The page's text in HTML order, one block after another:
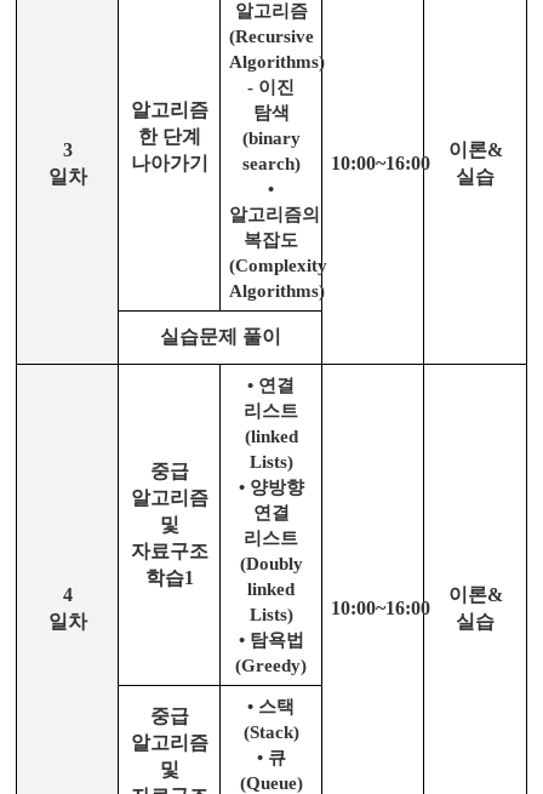
3
일차
알고리즘
한 단계
나아가기
알고리즘
(Recursive
Algorithms)
- 이진
탐색
(binary
search)
•
알고리즘의
복잡도
(Complexity
Algorithms)
10:00~16:00
이론&
실습
실습문제 풀이
4
일차
중급
알고리즘
및
자료구조
학습1
• 연결
리스트
(linked
Lists)
• 양방향
연결
리스트
(Doubly
linked
Lists)
• 탐욕법
(Greedy)
10:00~16:00
이론&
실습
중급
알고리즘
및
• 스택
(Stack)
• 큐
(Queue)